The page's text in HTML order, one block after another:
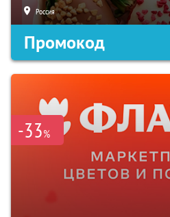
Россия
Промокод
-33%